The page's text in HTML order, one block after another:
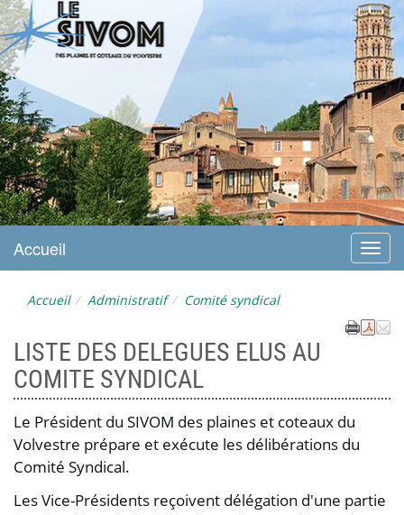
LE SIVOM DU VOLVESTRE
Menu
Accueil
Accueil Administratif Comité syndical
LISTE DES DELEGUES ELUS AU
COMITE SYNDICAL
Le Président du SIVOM des plaines et coteaux du
Volvestre prépare et exécute les délibérations du
Comité Syndical.
Les Vice-Présidents reçoivent délégation d'une partie